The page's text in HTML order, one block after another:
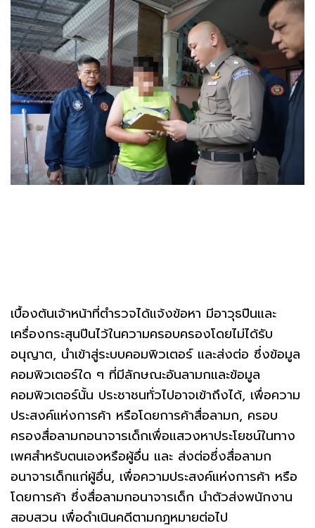
เบื้องต้นเจ้าหน้าที่ตำรวจได้แจ้งข้อหา มีอาวุธปืนและ
เครื่องกระสุนปืนไว้ในความครอบครองโดยไม่ได้รับ
อนุญาต, นำเข้าสู่ระบบคอมพิวเตอร์ และส่งต่อ ซึ่งข้อมูล
คอมพิวเตอร์ใด ๆ ที่มีลักษณะอันลามกและข้อมูล
คอมพิวเตอร์นั้น ประชาชนทั่วไปอาจเข้าถึงได้, เพื่อความ
ประสงค์แห่งการค้า หรือโดยการค้าสื่อลามก, ครอบ
ครองสื่อลามกอนาจารเด็กเพื่อแสวงหาประโยชน์ในทาง
เพศสำหรับตนเองหรือผู้อื่น และ ส่งต่อซึ่งสื่อลามก
อนาจารเด็กแก่ผู้อื่น, เพื่อความประสงค์แห่งการค้า หรือ
โดยการค้า ซึ่งสื่อลามกอนาจารเด็ก นำตัวส่งพนักงาน
สอบสวน เพื่อดำเนินคดีตามกฎหมายต่อไป